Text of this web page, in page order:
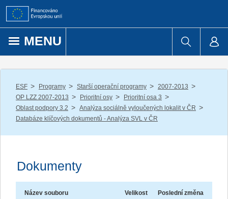
Přejít k obsahu
MENU
ESF / Programy / Starší operační programy / 2007-2013 /
OP LZZ 2007-2013 / Prioritní osy / Prioritní osa 3 /
Oblast podpory 3.2 / Analýza sociálně vyloučených lokalit v ČR /
Databáze klíčových dokumentů - Analýza SVL v ČR
Dokumenty
Název souboru Velikost Poslední změna